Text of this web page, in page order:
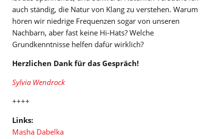
auch ständig, die Natur von Klang zu verstehen. Warum
hören wir niedrige Frequenzen sogar von unseren
Nachbarn, aber fast keine Hi-Hats? Welche
Grundkenntnisse helfen dafür wirklich?
Herzlichen Dank für das Gespräch!
Sylvia Wendrock
++++
Links:
Masha Dabelka